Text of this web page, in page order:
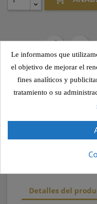
Pago seguro
100% calidad
Detalles del
Le informamos que
el objetivo de mejorar el
fines analíticos y
tratamiento o su